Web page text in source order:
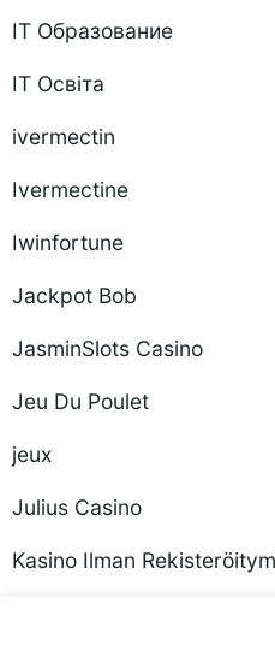
IT Образование
IT Освіта
ivermectin
Ivermectine
Iwinfortune
Jackpot Bob
JasminSlots Casino
Jeu Du Poulet
jeux
Julius Casino
Kasino Ilman